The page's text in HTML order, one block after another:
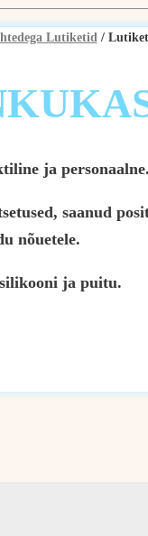
Lutiketid/
ja personaalne.
saanud
nõuetele.
ja puitu.